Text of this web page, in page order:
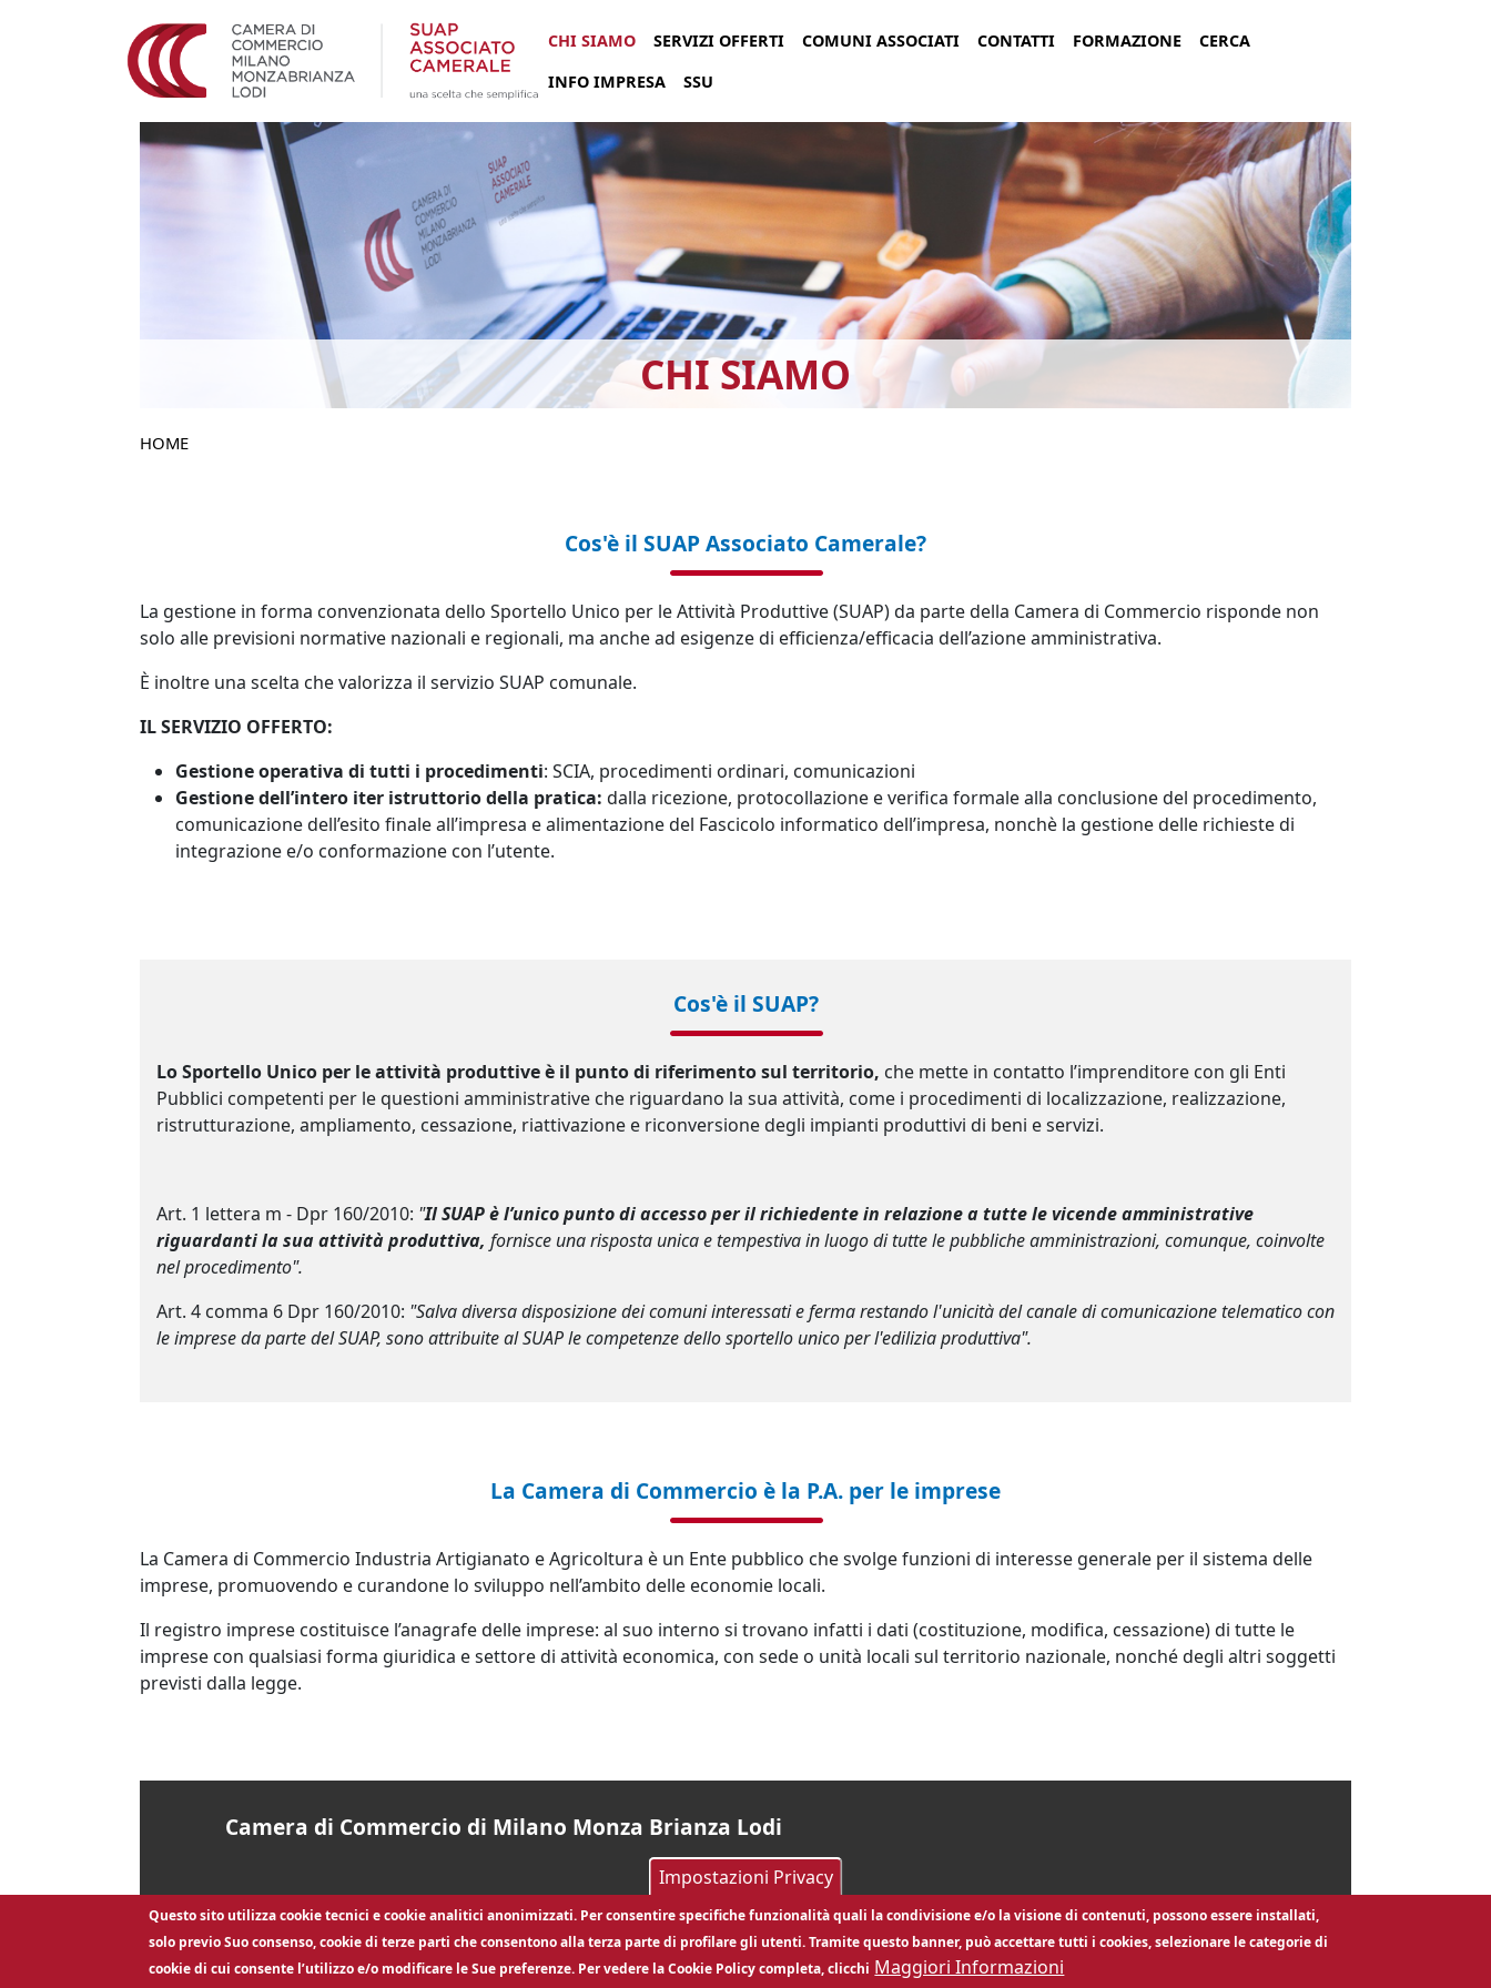
CHI SIAMO SERVIZI OFFERTI COMUNI ASSOCIATI CONTATTI FORMAZIONE
CERCA
INFO IMPRESA
SSU
CHI SIAMO
HOME
Cos'è il SUAP Associato Camerale?
La gestione in forma convenzionata dello Sportello Unico per le Attività Produttive (SUAP) da parte della Camera di Commercio risponde non
solo alle previsioni normative nazionali e regionali, ma anche ad esigenze di efficienza/efficacia dell’azione amministrativa.
È inoltre una scelta che valorizza il servizio SUAP comunale.
IL SERVIZIO OFFERTO:
Gestione operativa di tutti i procedimenti: SCIA, procedimenti ordinari, comunicazioni
Gestione dell’intero iter istruttorio della pratica: dalla ricezione, protocollazione e verifica formale alla conclusione del procedimento,
comunicazione dell’esito finale all’impresa e alimentazione del Fascicolo informatico dell’impresa, nonchè la gestione delle richieste di
integrazione e/o conformazione con l’utente.
Cos'è il SUAP?
Lo Sportello Unico per le attività produttive è il punto di riferimento sul territorio, che mette in contatto l’imprenditore con gli Enti
Pubblici competenti per le questioni amministrative che riguardano la sua attività, come i procedimenti di localizzazione, realizzazione,
ristrutturazione, ampliamento, cessazione, riattivazione e riconversione degli impianti produttivi di beni e servizi.
Art. 1 lettera m - Dpr 160/2010: "Il SUAP è l’unico punto di accesso per il richiedente in relazione a tutte le vicende amministrative
riguardanti la sua attività produttiva, fornisce una risposta unica e tempestiva in luogo di tutte le pubbliche amministrazioni, comunque, coinvolte
nel procedimento".
Art. 4 comma 6 Dpr 160/2010: "Salva diversa disposizione dei comuni interessati e ferma restando l'unicità del canale di comunicazione telematico con
le imprese da parte del SUAP, sono attribuite al SUAP le competenze dello sportello unico per l'edilizia produttiva".
La Camera di Commercio è la P.A. per le imprese
La Camera di Commercio Industria Artigianato e Agricoltura è un Ente pubblico che svolge funzioni di interesse generale per il sistema delle
imprese, promuovendo e curandone lo sviluppo nell’ambito delle economie locali.
Il registro imprese costituisce l’anagrafe delle imprese: al suo interno si trovano infatti i dati (costituzione, modifica, cessazione) di tutte le
imprese con qualsiasi forma giuridica e settore di attività economica, con sede o unità locali sul territorio nazionale, nonché degli altri soggetti
previsti dalla legge.
Camera di Commercio di Milano Monza Brianza Lodi
Social Contatti
SUAP Associato Camerale
Impostazioni Privacy
Questo sito utilizza cookie tecnici e cookie analitici anonimizzati. Per consentire specifiche funzionalità quali la condivisione e/o la visione di contenuti, possono essere installati,
solo previo Suo consenso, cookie di terze parti che consentono alla terza parte di profilare gli utenti. Tramite questo banner, può accettare tutti i cookies, selezionare le categorie di
cookie di cui consente l’utilizzo e/o modificare le Sue preferenze. Per vedere la Cookie Policy completa, clicchi Maggiori Informazioni